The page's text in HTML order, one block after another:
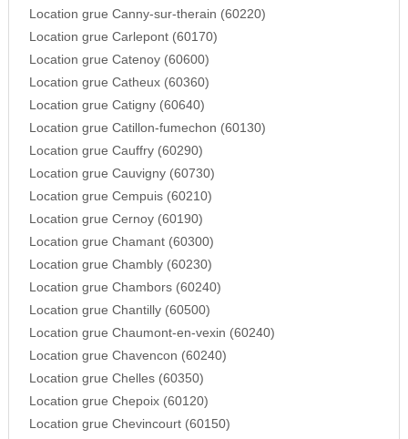
Location grue Canny-sur-therain (60220)
Location grue Carlepont (60170)
Location grue Catenoy (60600)
Location grue Catheux (60360)
Location grue Catigny (60640)
Location grue Catillon-fumechon (60130)
Location grue Cauffry (60290)
Location grue Cauvigny (60730)
Location grue Cempuis (60210)
Location grue Cernoy (60190)
Location grue Chamant (60300)
Location grue Chambly (60230)
Location grue Chambors (60240)
Location grue Chantilly (60500)
Location grue Chaumont-en-vexin (60240)
Location grue Chavencon (60240)
Location grue Chelles (60350)
Location grue Chepoix (60120)
Location grue Chevincourt (60150)